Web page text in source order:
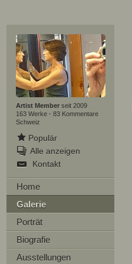
Artist Memberseit 2009
163 Werke · 83 Kommentare
Schweiz
Populär
Alle anzeigen
Kontakt
Home
Galerie
Porträt
Biografie
Ausstellungen